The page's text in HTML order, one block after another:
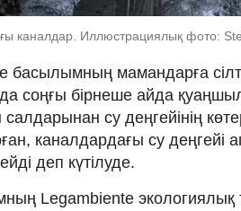
каналдар. Иллюстрациялық фото:
басылымның мамандарға
соңғы бірнеше айда
су деңгейінің
каналдардағы су деңгейі
деп күтілуде.
Legambiente экологиялық